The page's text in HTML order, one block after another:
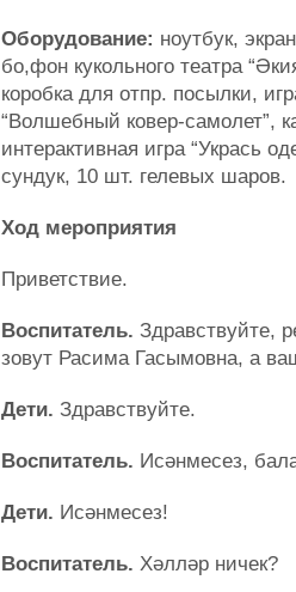
Оборудование: ноутбук,
бо,фон кукольного театра
коробка для отпр. посылки,
“Волшебный ковер-самолет”,
интерактивная игра “Укрась
сундук, 10 шт. гелевых шаров.
Ход мероприятия
Приветствие.
Воспитатель. Здравствуйте,
зовут Расима Гасымовна, а
Дети. Здравствуйте.
Воспитатель. Исәнмесез,
Дети. Исәнмесез!
Воспитатель. Хәлләр ничек?